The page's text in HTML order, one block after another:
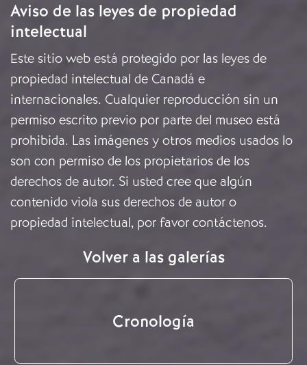
Aviso de las leyes de propiedad
intelectual
Este sitio web está protegido por las leyes de
propiedad intelectual de Canadá e
internacionales. Cualquier reproducción sin un
permiso escrito previo por parte del museo está
prohibida. Las imágenes y otros medios usados lo
son con permiso de los propietarios de los
derechos de autor. Si usted cree que algún
contenido viola sus derechos de autor o
propiedad intelectual, por favor contáctenos.
Volver a las galerías
Cronología